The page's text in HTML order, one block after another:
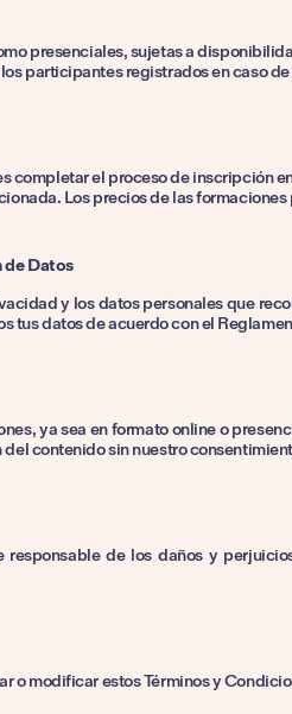
presenciales, sujetas a
participantes registrados en caso
completar el proceso de inscripción
Los precios de las
de Datos
y los datos personales que
tus datos de acuerdo con el
ya sea en formato online o
contenido sin nuestro
responsable de los daños y
o modificar estos Términos y